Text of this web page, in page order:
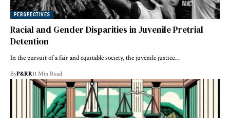
PERSPECTIVES
Racial and Gender Disparities in Juvenile Pretrial
Detention
In the pursuit of a fair and equitable society, the juvenile justice…
ByP&RR11 Min Read